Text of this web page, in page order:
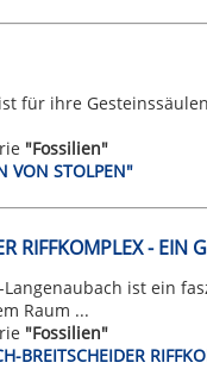
für ihre
"Fossilien"
VON STOLPEN"
RIFFKOMPLEX - EIN
ist ein
Raum ...
"Fossilien"